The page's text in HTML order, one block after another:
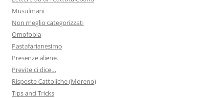
Musulmani
Non meglio categorizzati
Omofobia
Pastafarianesimo
Presenze aliene.
Previte ci dice…
Risposte Cattoliche (Moreno)
Tips and Tricks